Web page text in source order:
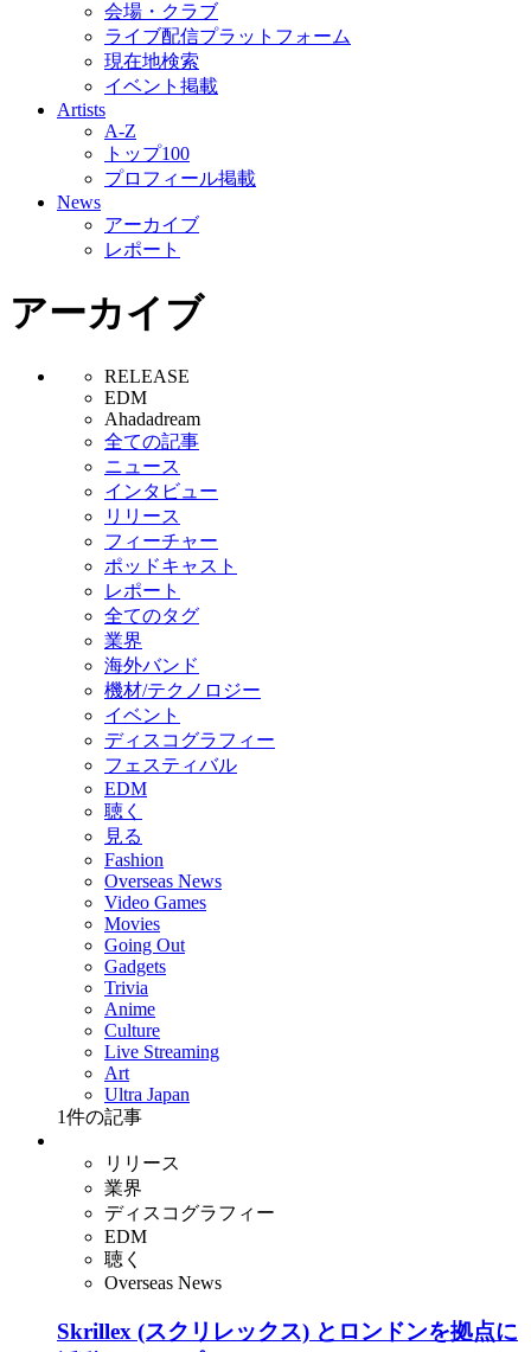
会場・クラブ
ライブ配信プラットフォーム
現在地検索
イベント掲載
Artists
A-Z
トップ100
プロフィール掲載
News
アーカイブ
レポート
アーカイブ
RELEASE
EDM
Ahadadream
全ての記事
ニュース
インタビュー
リリース
フィーチャー
ポッドキャスト
レポート
全てのタグ
業界
海外バンド
機材/テクノロジー
イベント
ディスコグラフィー
フェスティバル
EDM
聴く
見る
Fashion
Overseas News
Video Games
Movies
Going Out
Gadgets
Trivia
Anime
Culture
Live Streaming
Art
Ultra Japan
1件の記事
リリース
業界
ディスコグラフィー
EDM
聴く
Overseas News
Skrillex (スクリレックス) とロンドンを拠点に